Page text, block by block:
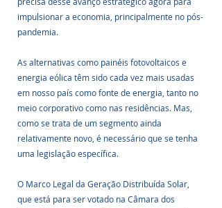
impulsionar a economia, principalmente no pós-
pandemia.
As alternativas como painéis fotovoltaicos e
energia eólica têm sido cada vez mais usadas
em nosso país como fonte de energia, tanto no
meio corporativo como nas residências. Mas,
como se trata de um segmento ainda
relativamente novo, é necessário que se tenha
uma legislação específica.
O Marco Legal da Geração Distribuída Solar,
que está para ser votado na Câmara dos